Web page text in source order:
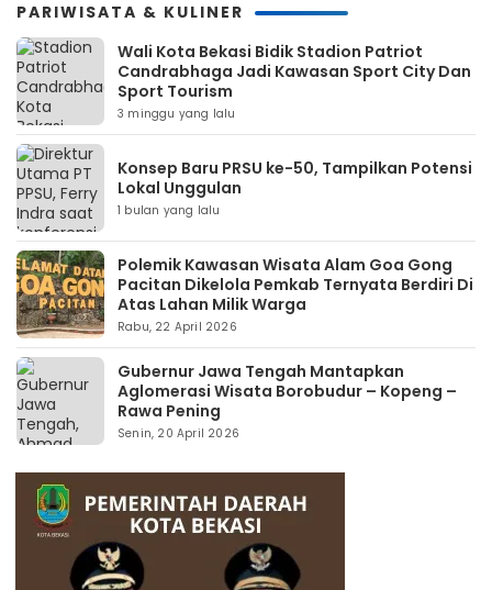
PARIWISATA & KULINER
Wali Kota Bekasi Bidik Stadion Patriot
Candrabhaga Jadi Kawasan Sport City Dan
Sport Tourism
3 minggu yang lalu
Konsep Baru PRSU ke-50, Tampilkan Potensi
Lokal Unggulan
1 bulan yang lalu
Polemik Kawasan Wisata Alam Goa Gong
Pacitan Dikelola Pemkab Ternyata Berdiri Di
Atas Lahan Milik Warga
Rabu, 22 April 2026
Gubernur Jawa Tengah Mantapkan
Aglomerasi Wisata Borobudur – Kopeng –
Rawa Pening
Senin, 20 April 2026